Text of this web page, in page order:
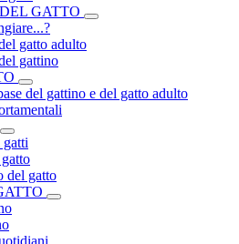
GATTO
gatto adulto
gattino
del gattino e del gatto adulto
gatti
del gatto